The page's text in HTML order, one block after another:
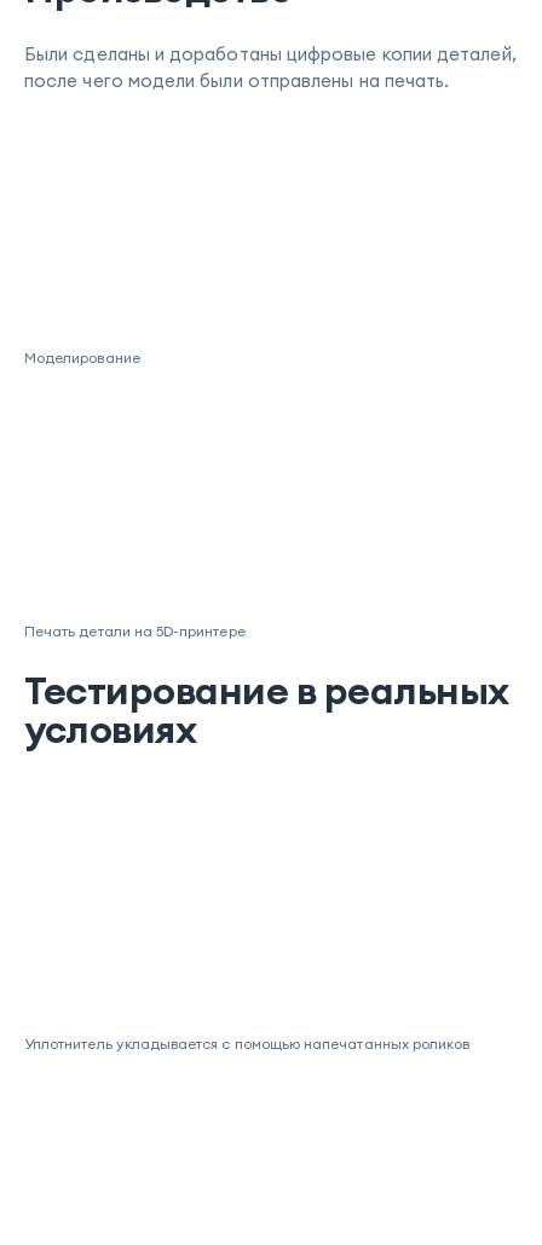
Были сделаны и доработаны цифровые копии деталей,
после чего модели были отправлены на печать.
Моделирование
Печать детали на 5D-принтере
Тестирование в реальных
условиях
Уплотнитель укладывается с помощью напечатанных роликов